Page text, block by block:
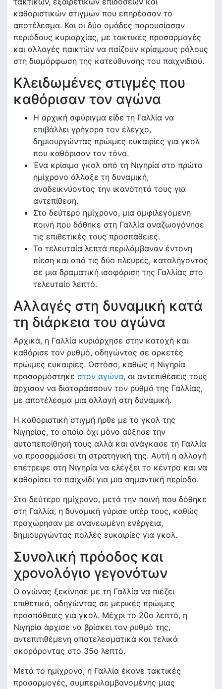
καθοριστικών στιγμών που επηρέασαν το
αποτέλεσμα. Και οι δύο ομάδες παρουσίασαν
περιόδους κυριαρχίας, με τακτικές προσαρμογές
και αλλαγές παικτών να παίζουν κρίσιμους ρόλους
στη διαμόρφωση της κατεύθυνσης του παιχνιδιού.
Κλειδωμένες στιγμές που
καθόρισαν τον αγώνα
Η αρχική σφύριγμα είδε τη Γαλλία να
επιβάλλει γρήγορα τον έλεγχο,
δημιουργώντας πρώιμες ευκαιρίες για γκολ
που καθόρισαν τον τόνο.
Ένα κρίσιμο γκολ από τη Νιγηρία στο πρώτο
ημίχρονο άλλαξε τη δυναμική,
αναδεικνύοντας την ικανότητά τους για
αντεπίθεση.
Στο δεύτερο ημίχρονο, μια αμφιλεγόμενη
ποινή που δόθηκε στη Γαλλία αναζωογόνησε
τις επιθετικές τους προσπάθειες.
Τα τελευταία λεπτά περιλάμβαναν έντονη
πίεση και από τις δύο πλευρές, καταλήγοντας
σε μια δραματική ισοφάριση της Γαλλίας στο
τελευταίο λεπτό.
Αλλαγές στη δυναμική κατά
τη διάρκεια του αγώνα
Αρχικά, η Γαλλία κυριάρχησε στην κατοχή και
καθόρισε τον ρυθμό, οδηγώντας σε αρκετές
πρώιμες ευκαιρίες. Ωστόσο, καθώς η Νιγηρία
προσαρμόστηκε στον αγώνα, οι αντεπιθέσεις τους
άρχισαν να διαταράσσουν τον ρυθμό της Γαλλίας,
με αποτέλεσμα μια αλλαγή στη δυναμική.
Η καθοριστική στιγμή ήρθε με το γκολ της
Νιγηρίας, το οποίο όχι μόνο αύξησε την
αυτοπεποίθησή τους αλλά και ανάγκασε τη Γαλλία
να προσαρμόσει τη στρατηγική της. Αυτή η αλλαγή
επέτρεψε στη Νιγηρία να ελέγξει το κέντρο και να
καθορίσει το παιχνίδι για μια σημαντική περίοδο.
Στο δεύτερο ημίχρονο, μετά την ποινή που δόθηκε
στη Γαλλία, η δυναμική γύρισε υπέρ τους, καθώς
προχώρησαν με ανανεωμένη ενέργεια,
δημιουργώντας πολλές ευκαιρίες για γκολ.
Συνολική πρόοδος και
χρονολόγιο γεγονότων
Ο αγώνας ξεκίνησε με τη Γαλλία να πιέζει
επιθετικά, οδηγώντας σε μερικές πρώιμες
προσπάθειες για γκολ. Μέχρι το 20ο λεπτό, η
Νιγηρία άρχισε να βρίσκει τον ρυθμό της,
αντεπιτιθέμενη αποτελεσματικά και τελικά
σκοράροντας στο 35ο λεπτό.
Μετά το ημίχρονο, η Γαλλία έκανε τακτικές
προσαρμογές, συμπεριλαμβανομένης μιας